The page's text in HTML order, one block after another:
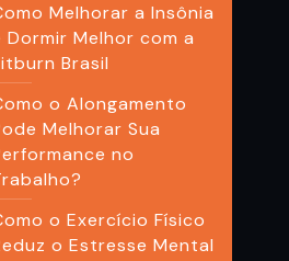
Melhorar a Insônia
Dormir Melhor com a
Brasil
o Alongamento
Melhorar Sua
no
o Exercício Físico
o Estresse Mental